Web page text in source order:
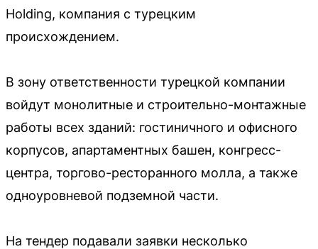
Holding, компания с турецким
происхождением.
В зону ответственности турецкой компании
войдут монолитные и строительно-монтажные
работы всех зданий: гостиничного и офисного
корпусов, апартаментных башен, конгресс-
центра, торгово-ресторанного молла, а также
одноуровневой подземной части.
На тендер подавали заявки несколько